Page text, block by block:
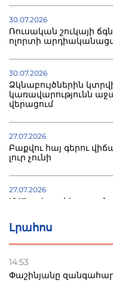
Լրահոս
14:53
Փաշինյանը
30.07.2026
Ռուսական շուկայի
ոլորտի
30.07.2026
Ձկնաբույծներին
կառավարությունն
վերացում
27.07.2026
Բաքվու հայ գերու
լուր չունի
27.07.2026
Մ-17 աշխարհի
22.07.2026
տուժածներ կան